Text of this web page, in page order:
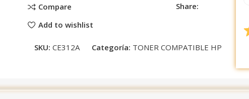
Compare
Add to wishlist
Share:
SKU: CE312A Categoría: TONER COMPATIBLE HP